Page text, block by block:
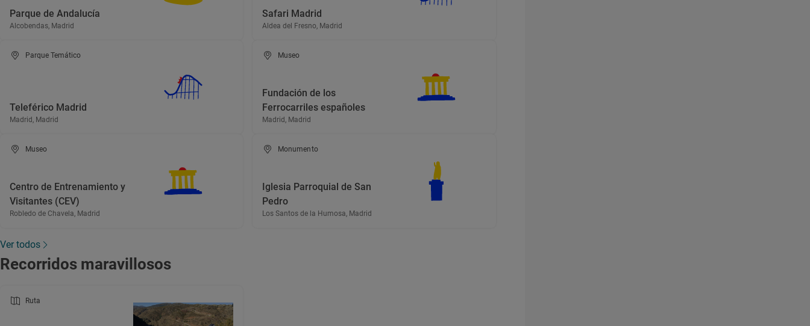
Parque de Andalucía
Alcobendas, Madrid
Safari Madrid
Aldea del Fresno, Madrid
Parque Temático
Teleférico Madrid
Madrid, Madrid
Museo
Fundación de los
Ferrocarriles españoles
Madrid, Madrid
Museo
Centro de Entrenamiento y
Visitantes (CEV)
Robledo de Chavela, Madrid
Monumento
Iglesia Parroquial de San
Pedro
Los Santos de la Humosa, Madrid
Ver todos
Recorridos maravillosos
Ruta